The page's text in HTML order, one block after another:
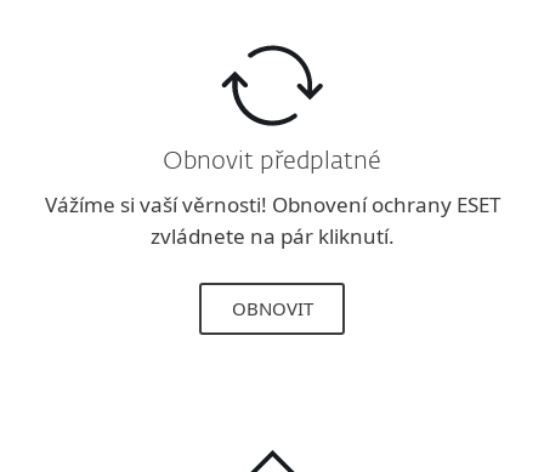
Obnovit předplatné
Vážíme si vaší věrnosti! Obnovení ochrany ESET
zvládnete na pár kliknutí.
OBNOVIT